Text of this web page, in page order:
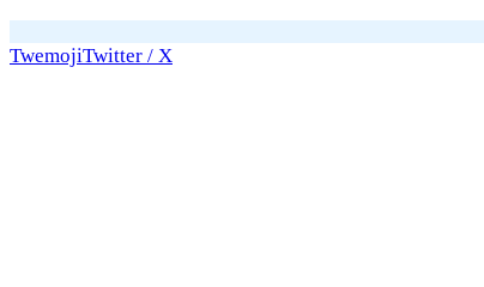
TwemojiTwitter / X